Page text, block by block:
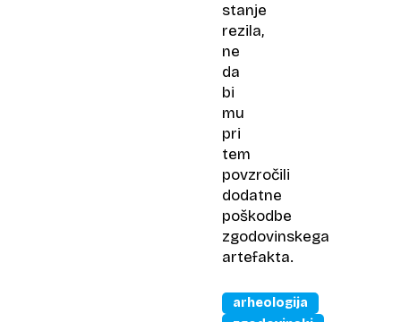
stanje
rezila,
ne
da
bi
mu
pri
tem
povzročili
dodatne
poškodbe
zgodovinskega
artefakta.
arheologija